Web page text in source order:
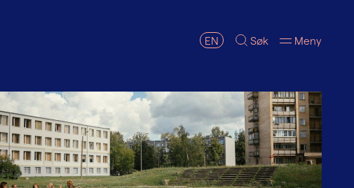
EN Søk Meny